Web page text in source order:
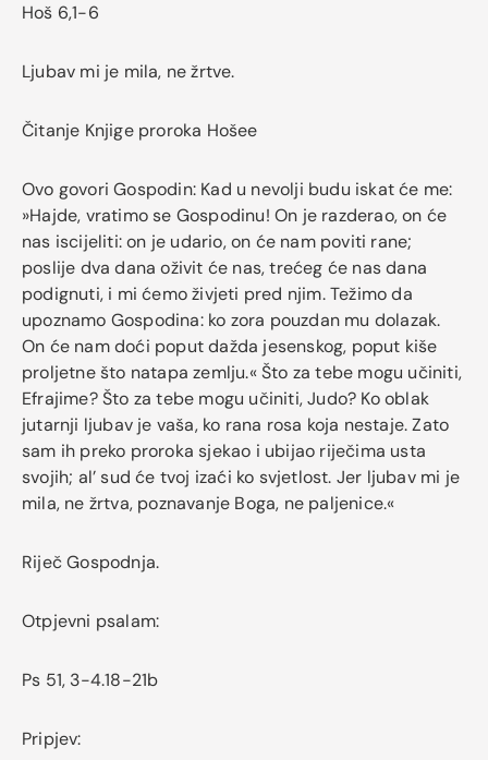
Hoš 6,1-6
Ljubav mi je mila, ne žrtve.
Čitanje Knjige proroka Hošee
Ovo govori Gospodin: Kad u nevolji budu iskat će me:
»Hajde, vratimo se Gospodinu! On je razderao, on će
nas iscijeliti: on je udario, on će nam poviti rane;
poslije dva dana oživit će nas, trećeg će nas dana
podignuti, i mi ćemo živjeti pred njim. Težimo da
upoznamo Gospodina: ko zora pouzdan mu dolazak.
On će nam doći poput dažda jesenskog, poput kiše
proljetne što natapa zemlju.« Što za tebe mogu učiniti,
Efrajime? Što za tebe mogu učiniti, Judo? Ko oblak
jutarnji ljubav je vaša, ko rana rosa koja nestaje. Zato
sam ih preko proroka sjekao i ubijao riječima usta
svojih; al’ sud će tvoj izaći ko svjetlost. Jer ljubav mi je
mila, ne žrtva, poznavanje Boga, ne paljenice.«
Riječ Gospodnja.
Otpjevni psalam:
Ps 51, 3-4.18-21b
Pripjev: